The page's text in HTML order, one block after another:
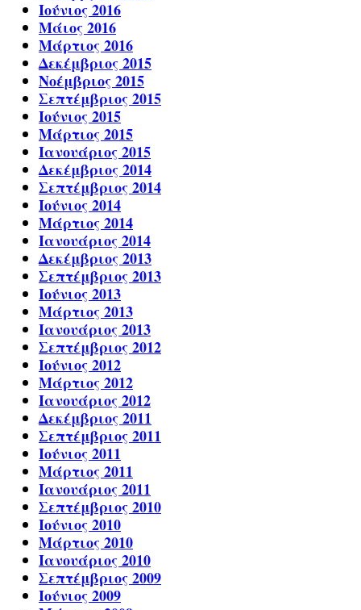
Ιούνιος 2016
Μάιος 2016
Μάρτιος 2016
Δεκέμβριος 2015
Νοέμβριος 2015
Σεπτέμβριος 2015
Ιούνιος 2015
Μάρτιος 2015
Ιανουάριος 2015
Δεκέμβριος 2014
Σεπτέμβριος 2014
Ιούνιος 2014
Μάρτιος 2014
Ιανουάριος 2014
Δεκέμβριος 2013
Σεπτέμβριος 2013
Ιούνιος 2013
Μάρτιος 2013
Ιανουάριος 2013
Σεπτέμβριος 2012
Ιούνιος 2012
Μάρτιος 2012
Ιανουάριος 2012
Δεκέμβριος 2011
Σεπτέμβριος 2011
Ιούνιος 2011
Μάρτιος 2011
Ιανουάριος 2011
Σεπτέμβριος 2010
Ιούνιος 2010
Μάρτιος 2010
Ιανουάριος 2010
Σεπτέμβριος 2009
Ιούνιος 2009